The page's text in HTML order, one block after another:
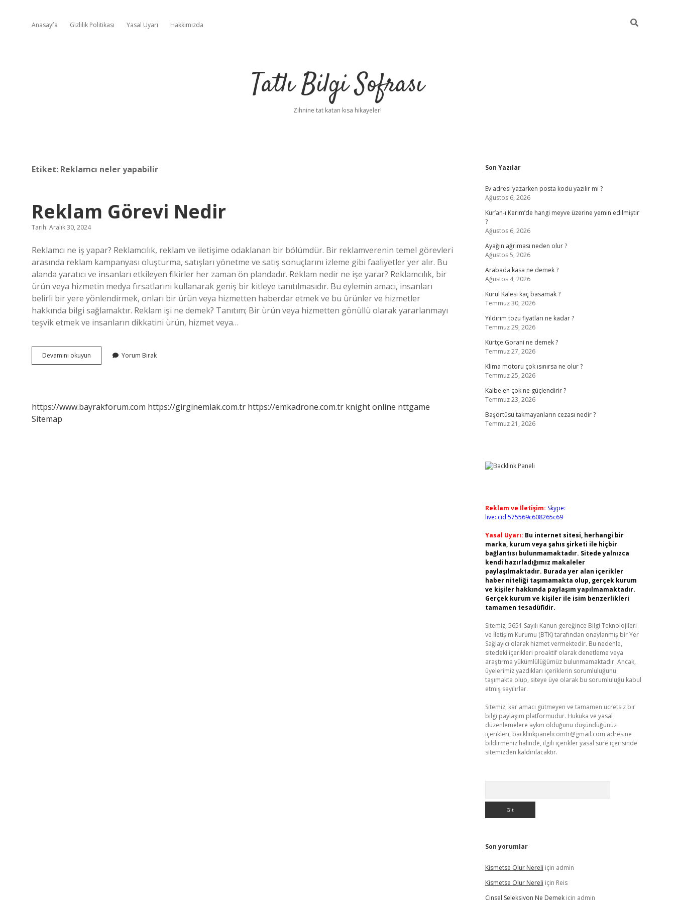
Anasayfa Gizlilik Politikası Yasal Uyarı Hakkımızda
Tatlı Bilgi Sofrası
Zihnine tat katan kısa hikayeler!
Etiket: Reklamcı neler yapabilir
Reklam Görevi Nedir
Tarih: Aralık 30, 2024
Reklamcı ne iş yapar? Reklamcılık, reklam ve iletişime odaklanan bir bölümdür. Bir reklamverenin temel görevleri
arasında reklam kampanyası oluşturma, satışları yönetme ve satış sonuçlarını izleme gibi faaliyetler yer alır. Bu
alanda yaratıcı ve insanları etkileyen fikirler her zaman ön plandadır. Reklam nedir ne işe yarar? Reklamcılık, bir
ürün veya hizmetin medya fırsatlarını kullanarak geniş bir kitleye tanıtılmasıdır. Bu eylemin amacı, insanları
belirli bir yere yönlendirmek, onları bir ürün veya hizmetten haberdar etmek ve bu ürünler ve hizmetler
hakkında bilgi sağlamaktır. Reklam işi ne demek? Tanıtım; Bir ürün veya hizmetten gönüllü olarak yararlanmayı
teşvik etmek ve insanların dikkatini ürün, hizmet veya…
Devamını okuyun
Görevi
Yorum Bırak
https://www.bayrakforum.com https://girginemlak.com.tr https://emkadrone.com.tr knight online nttgame
Sitemap
Sidebar
Son Yazılar
Ev adresi yazarken posta kodu yazılır mı ?
Ağustos 6, 2026
Kur’an-ı Kerim’de hangi meyve üzerine yemin edilmiştir
?
Ağustos 6, 2026
Ayağın ağrıması neden olur ?
Ağustos 5, 2026
Arabada kasa ne demek ?
Ağustos 4, 2026
Kurul Kalesi kaç basamak ?
Temmuz 30, 2026
Yıldırım tozu fiyatları ne kadar ?
Temmuz 29, 2026
Kürtçe Gorani ne demek ?
Temmuz 27, 2026
Klima motoru çok ısınırsa ne olur ?
Temmuz 25, 2026
Kalbe en çok ne güçlendirir ?
Temmuz 23, 2026
Başörtüsü takmayanların cezası nedir ?
Temmuz 21, 2026
Reklam ve İletişim: Skype:
live:.cid.575569c608265c69
Yasal Uyarı: Bu internet sitesi, herhangi bir
marka, kurum veya şahıs şirketi ile hiçbir
bağlantısı bulunmamaktadır. Sitede yalnızca
kendi hazırladığımız makaleler
paylaşılmaktadır. Burada yer alan içerikler
haber niteliği taşımamakta olup, gerçek kurum
ve kişiler hakkında paylaşım yapılmamaktadır.
Gerçek kurum ve kişiler ile isim benzerlikleri
tamamen tesadüfidir.
Sitemiz, 5651 Sayılı Kanun gereğince Bilgi Teknolojileri
ve İletişim Kurumu (BTK) tarafından onaylanmış bir Yer
Sağlayıcı olarak hizmet vermektedir. Bu nedenle,
sitedeki içerikleri proaktif olarak denetleme veya
araştırma yükümlülüğümüz bulunmamaktadır. Ancak,
üyelerimiz yazdıkları içeriklerin sorumluluğunu
taşımakta olup, siteye üye olarak bu sorumluluğu kabul
etmiş sayılırlar.
Sitemiz, kar amacı gütmeyen ve tamamen ücretsiz bir
bilgi paylaşım platformudur. Hukuka ve yasal
düzenlemelere aykırı olduğunu düşündüğünüz
içerikleri, backlinkpanelicomtr@gmail.com adresine
bildirmeniz halinde, ilgili içerikler yasal süre içerisinde
sitemizden kaldırılacaktır.
Son yorumlar
Kismetse Olur Nereli için admin
Kismetse Olur Nereli için Reis
Cinsel Seleksiyon Ne Demekiçin admin